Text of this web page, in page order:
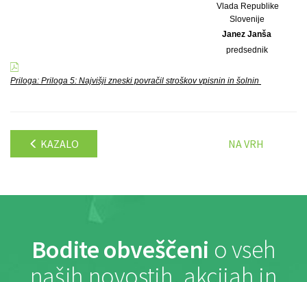
Vlada Republike
Slovenije
Janez Janša
predsednik
Priloga: Priloga 5: Najvišji zneski povračil stroškov vpisnin in šolnin
KAZALO NA VRH
Bodite obveščeni o vseh